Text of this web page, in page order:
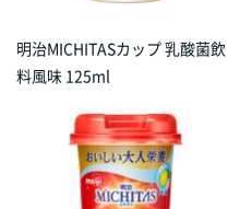
明治MICHITASカップ 乳酸菌飲
料風味 125ml